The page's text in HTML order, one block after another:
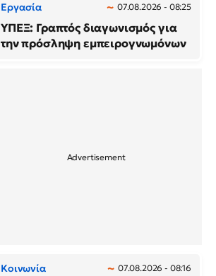
Εργασία 07.08.2026 - 08:25
ΥΠΕΞ: Γραπτός διαγωνισμός για
την πρόσληψη εμπειρογνωμόνων
Κοινωνία 07.08.2026 - 08:16